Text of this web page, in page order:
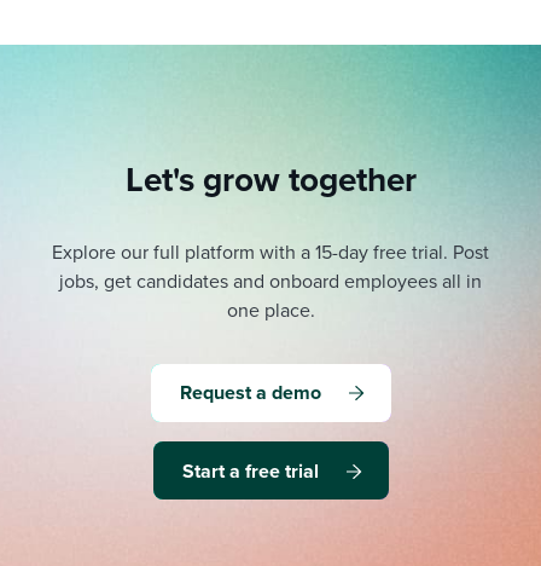
Let's grow together
Explore our full platform with a 15-day free trial. Post
jobs, get candidates and onboard employees all in
one place.
Request a demo
Start a free trial